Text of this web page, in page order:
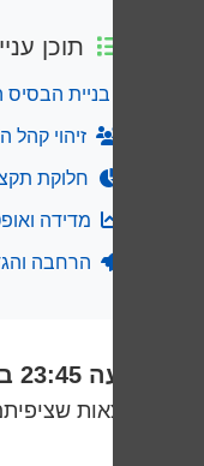
תוכן
בניית
זיהוי קהל
חלוקת
מדידה
הרחבה
השעה 23:45 בלילה, ואתם עדיין יושבים מול המחשב.
התוצאות